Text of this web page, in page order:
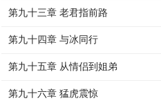
第九十三章 老君指前路
第九十四章 与冰同行
第九十五章 从情侣到姐弟
第九十六章 猛虎震惊